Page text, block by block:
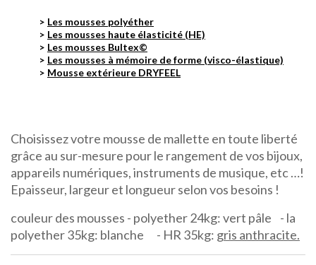
Les mousses polyéther
Les mousses haute élasticité (HE)
Les mousses Bultex©
Les mousses à mémoire de forme (visco-élastique)
Mousse extérieure DRYFEEL
Choisissez votre mousse de mallette en toute liberté
grâce au sur-mesure pour le rangement de vos bijoux,
appareils numériques, instruments de musique, etc …!
Epaisseur, largeur et longueur selon vos besoins !
couleur des mousses - polyether 24kg: vert pâle - la
polyether 35kg: blanche - HR 35kg: gris anthracite.